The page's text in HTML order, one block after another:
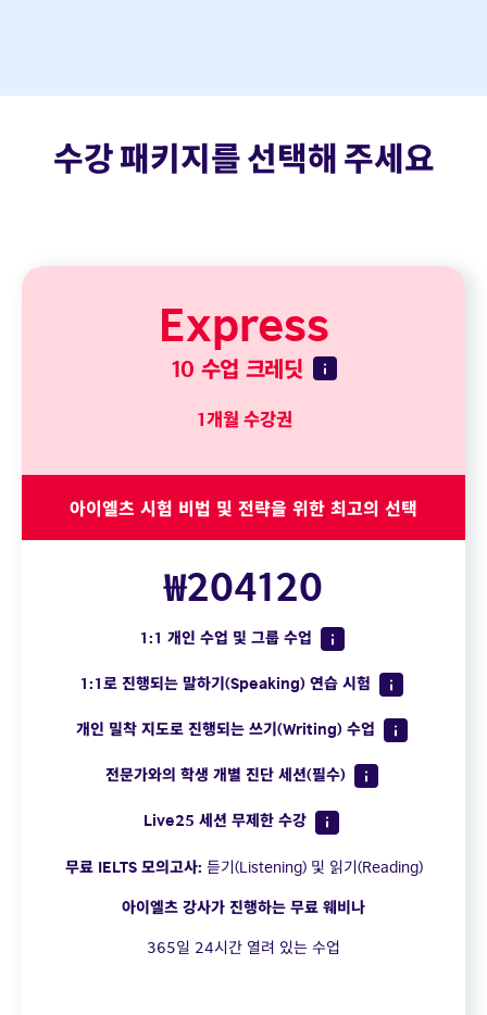
수강 패키지를 선택해 주세요
Express
아이엘츠 시험 비법 및 전략을 위한 최고의 선택
10 수업 크레딧
1개월 수강권
₩204120
1:1 개인 수업 및 그룹 수업
1:1로 진행되는 말하기(Speaking) 연습 시험
개인 밀착 지도로 진행되는 쓰기(Writing) 수업
전문가와의 학생 개별 진단 세션(필수)
Live25 세션 무제한 수강
무료 IELTS 모의고사: 듣기(Listening) 및 읽기(Reading)
아이엘츠 강사가 진행하는 무료 웨비나
365일 24시간 열려 있는 수업